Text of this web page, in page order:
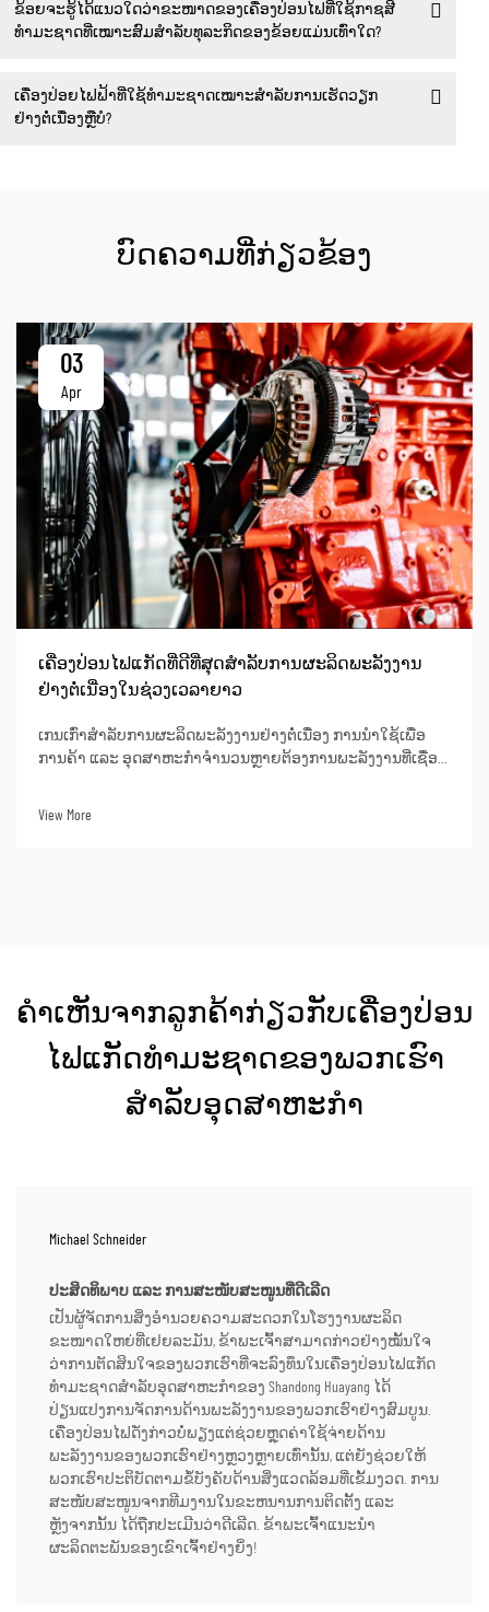
ຂ້ອຍຈະຮູ້ໄດ້ແນວໃດວ່າຂະໜາດຂອງເຄື່ອງປ່ອນໄຟທີ່ໃຊ້ກາຊສີ
ທຳມະຊາດທີ່ເໝາະສົມສຳລັບທຸລະກິດຂອງຂ້ອຍແມ່ນເທົ່າໃດ?
ເຄື່ອງປ່ອຍໄຟຟ້າທີ່ໃຊ້ທຳມະຊາດເໝາະສຳລັບການເຮັດວຽກ
ຢ່າງຕໍ່ເນື່ອງຫຼືບໍ?
ບົດຄວາມທີ່ກ່ຽວຂ້ອງ
03
Apr
ເຄື່ອງປ່ອນໄຟແກັດທີ່ດີທີ່ສຸດສຳລັບການຜະລິດພະລັງງານ
ຢ່າງຕໍ່ເນື່ອງໃນຊ່ວງເວລາຍາວ
ເກນເກົ່າສຳລັບການຜະລິດພະລັງງານຢ່າງຕໍ່ເນື່ອງ ການນຳໃຊ້ເພື່ອ
ການຄ້າ ແລະ ອຸດສາຫະກຳຈຳນວນຫຼາຍຕ້ອງການພະລັງງານທີ່ເຊື່ອຖື
View More
ຄຳເຫັນຈາກລູກຄ້າກ່ຽວກັບເຄື່ອງປ່ອນ
ໄຟແກັດທຳມະຊາດຂອງພວກເຮົາ
ສຳລັບອຸດສາຫະກຳ
Michael Schneider
ປະສິດທິພາບ ແລະ ການສະໜັບສະໜູນທີ່ດີເລີດ
ເປັນຜູ້ຈັດການສິ່ງອຳນວຍຄວາມສະດວກໃນໂຮງງານຜະລິດ
ຂະໜາດໃຫຍ່ທີ່ເຢຍລະມັນ, ຂ້າພະເຈົ້າສາມາດກ່າວຢ່າງໝັ້ນໃຈ
ວ່າການຕັດສິນໃຈຂອງພວກເຮົາທີ່ຈະລົງທຶນໃນເຄື່ອງປ່ອນໄຟແກັດ
ທຳມະຊາດສຳລັບອຸດສາຫະກຳຂອງ Shandong Huayang ໄດ້
ປ່ຽນແປງການຈັດການດ້ານພະລັງງານຂອງພວກເຮົາຢ່າງສົມບູນ.
ເຄື່ອງປ່ອນໄຟດັ່ງກ່າວບໍ່ພຽງແຕ່ຊ່ວຍຫຼຸດຄ່າໃຊ້ຈ່າຍດ້ານ
ພະລັງງານຂອງພວກເຮົາຢ່າງຫຼວງຫຼາຍເທົ່ານັ້ນ, ແຕ່ຍັງຊ່ວຍໃຫ້
ພວກເຮົາປະຕິບັດຕາມຂໍ້ບັງຄັບດ້ານສິ່ງແວດລ້ອມທີ່ເຂັ້ມງວດ. ການ
ສະໜັບສະໜູນຈາກທີມງານໃນຂະຫນານການຕິດຕັ້ງ ແລະ
ຫຼັງຈາກນັ້ນ ໄດ້ຖືກປະເມີນວ່າດີເລີດ. ຂ້າພະເຈົ້າແນະນຳ
ຜະລິດຕະພັນຂອງເຂົາເຈົ້າຢ່າງຍິ່ງ!